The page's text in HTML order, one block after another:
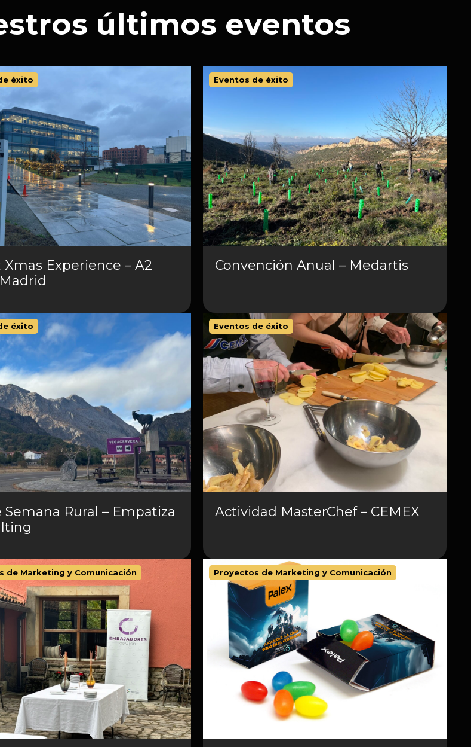
últimos eventos
éxito
Xmas Experience – A2
Eventos de éxito
Convención Anual – Medartis
éxito
Semana Rural – Empatiza
Eventos de éxito
Actividad MasterChef – CEMEX
de Marketing y Comunicación Proyectos de Marketing y Comunicación